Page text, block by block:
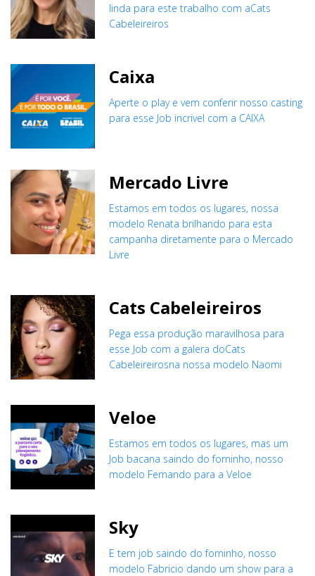
linda para este trabalho com aCats
Cabeleireiros
Caixa
Aperte o play e vem conferir nosso casting
para esse Job incrivel com a CAIXA
Mercado Livre
Estamos em todos os lugares, nossa
modelo Renata brilhando para esta
campanha diretamente para o Mercado
Livre
Cats Cabeleireiros
Pega essa produção maravilhosa para
esse Job com a galera doCats
Cabeleireirosna nossa modelo Naomi
Veloe
Estamos em todos os lugares, mas um
Job bacana saindo do forninho, nosso
modelo Fernando para a Veloe
Sky
E tem job saindo do forninho, nosso
modelo Fabricio dando um show para a